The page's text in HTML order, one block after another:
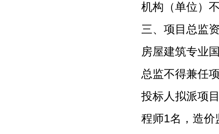
机构（单位）
三、项目总监
房屋建筑专业
总监不得兼任
投标人拟派项
程师1名，造价